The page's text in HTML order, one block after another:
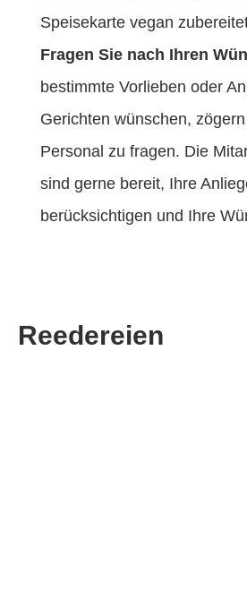
Speisekarte vegan
Fragen Sie nach Ihren
bestimmte Vorlieben oder
Gerichten wünschen,
Personal zu fragen. Die
sind gerne bereit, Ihre
berücksichtigen und Ihre
Reedereien